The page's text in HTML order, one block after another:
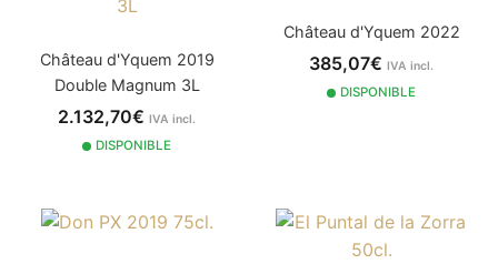
Château d'Yquem 2019
Double Magnum 3L
2.132,70€ IVA incl.
DISPONIBLE
Château d'Yquem 2022
385,07€ IVA incl.
DISPONIBLE